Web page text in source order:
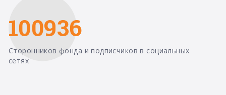
100936
Сторонников фонда и подписчиков в социальных
сетях